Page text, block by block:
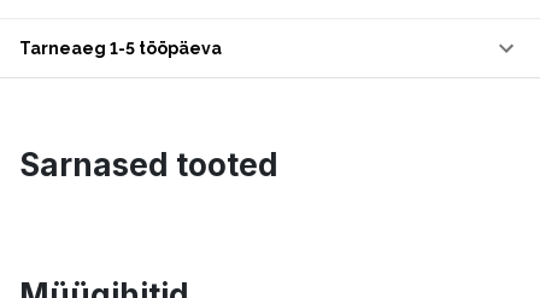
Tarneaeg 1-5 tööpäeva
Sarnased tooted